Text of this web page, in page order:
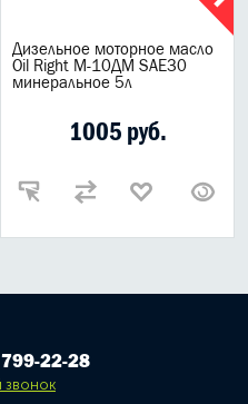
Дизельное моторное масло
Oil Right М-10ДМ SAE30
минеральное 5л
1005 руб.
22-28
звонок